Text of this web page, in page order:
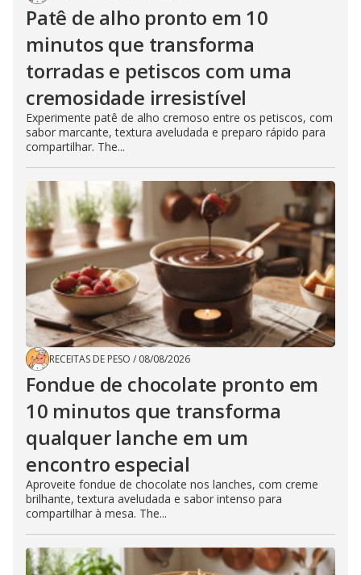
Patê de alho pronto em 10
minutos que transforma
torradas e petiscos com uma
cremosidade irresistível
Experimente patê de alho cremoso entre os petiscos, com
sabor marcante, textura aveludada e preparo rápido para
compartilhar. The...
RECEITAS DE PESO / 08/08/2026
Fondue de chocolate pronto em
10 minutos que transforma
qualquer lanche em um
encontro especial
Aproveite fondue de chocolate nos lanches, com creme
brilhante, textura aveludada e sabor intenso para
compartilhar à mesa. The...